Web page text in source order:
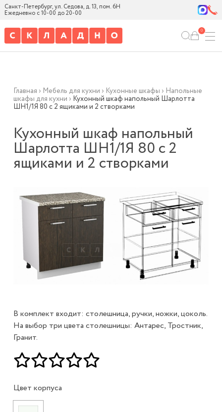
Санкт-Петербург, ул. Седова, д. 13, пом. 6Н
Ежедневно с 10-00 до 20-00
0
Главная › Мебель для кухни › Кухонные шкафы › Напольные
шкафы для кухни › Кухонный шкаф напольный Шарлотта
ШН1/1Я 80 с 2 ящиками и 2 створками
Кухонный шкаф напольный
Шарлотта ШН1/1Я 80 с 2
ящиками и 2 створками
В комплект входит: столешница, ручки, ножки, цоколь.
На выбор три цвета столешницы: Антарес, Тростник,
Гранит.
Цвет корпуса